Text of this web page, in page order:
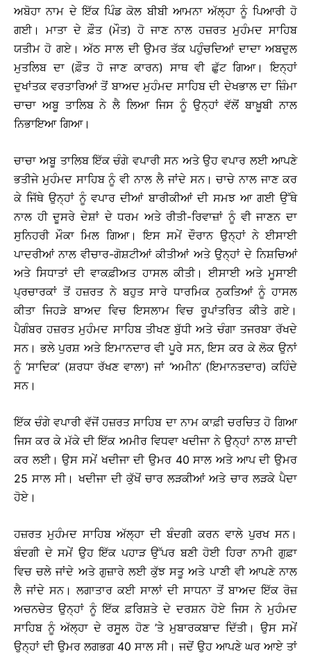
ਅਬੋਹਾ ਨਾਮ ਦੇ ਇੱਕ ਪਿੰਡ ਕੋਲ ਬੀਬੀ ਆਮਨਾ ਅੱਲ੍ਹਾ ਨੂੰ ਪਿਆਰੀ ਹੋ
ਗਈ। ਮਾਤਾ ਦੇ ਫ਼ੌਤ (ਮੌਤ) ਹੋ ਜਾਣ ਨਾਲ ਹਜ਼ਰਤ ਮੁਹੰਮਦ ਸਾਹਿਬ
ਯਤੀਮ ਹੋ ਗਏ। ਅੱਠ ਸਾਲ ਦੀ ਉਮਰ ਤੱਕ ਪਹੁੰਚਦਿਆਂ ਦਾਦਾ ਅਬਦੁਲ
ਮੁਤਲਿਬ ਦਾ (ਫ਼ੌਤ ਹੋ ਜਾਣ ਕਾਰਨ) ਸਾਥ ਵੀ ਛੁੱਟ ਗਿਆ। ਇਨ੍ਹਾਂ
ਦੁਖਾਂਤਕ ਵਰਤਾਰਿਆਂ ਤੋਂ ਬਾਅਦ ਮੁਹੰਮਦ ਸਾਹਿਬ ਦੀ ਦੇਖਭਾਲ ਦਾ ਜ਼ਿੰਮਾ
ਚਾਚਾ ਅਬੂ ਤਾਲਿਬ ਨੇ ਲੈ ਲਿਆ ਜਿਸ ਨੂੰ ਉਨ੍ਹਾਂ ਵੱਲੋਂ ਬਾਖ਼ੂਬੀ ਨਾਲ
ਨਿਭਾਇਆ ਗਿਆ।
ਚਾਚਾ ਅਬੂ ਤਾਲਿਬ ਇੱਕ ਚੰਗੇ ਵਪਾਰੀ ਸਨ ਅਤੇ ਉਹ ਵਪਾਰ ਲਈ ਆਪਣੇ
ਭਤੀਜੇ ਮੁਹੰਮਦ ਸਾਹਿਬ ਨੂੰ ਵੀ ਨਾਲ ਲੈ ਜਾਂਦੇ ਸਨ। ਚਾਚੇ ਨਾਲ ਜਾਣ ਕਰ
ਕੇ ਜਿੱਥੇ ਉਨ੍ਹਾਂ ਨੂੰ ਵਪਾਰ ਦੀਆਂ ਬਾਰੀਕੀਆਂ ਦੀ ਸਮਝ ਆ ਗਈ ਉੱਥੇ
ਨਾਲ ਹੀ ਦੂਸਰੇ ਦੇਸ਼ਾਂ ਦੇ ਧਰਮ ਅਤੇ ਰੀਤੀ-ਰਿਵਾਜ਼ਾਂ ਨੂੰ ਵੀ ਜਾਣਨ ਦਾ
ਸੁਨਿਹਰੀ ਮੌਕਾ ਮਿਲ ਗਿਆ। ਇਸ ਸਮੇਂ ਦੌਰਾਨ ਉਨ੍ਹਾਂ ਨੇ ਈਸਾਈ
ਪਾਦਰੀਆਂ ਨਾਲ ਵੀਚਾਰ-ਗੋਸ਼ਟੀਆਂ ਕੀਤੀਆਂ ਅਤੇ ਉਨ੍ਹਾਂ ਦੇ ਨਿਸ਼ਚਿਆਂ
ਅਤੇ ਸਿਧਾਤਾਂ ਦੀ ਵਾਕਫ਼ੀਅਤ ਹਾਸਲ ਕੀਤੀ। ਈਸਾਈ ਅਤੇ ਮੂਸਾਈ
ਪ੍ਰਚਾਰਕਾਂ ਤੋਂ ਹਜ਼ਰਤ ਨੇ ਬਹੁਤ ਸਾਰੇ ਧਾਰਮਿਕ ਨੁਕਤਿਆਂ ਨੂੰ ਹਾਸਲ
ਕੀਤਾ ਜਿਹੜੇ ਬਾਅਦ ਵਿਚ ਇਸਲਾਮ ਵਿਚ ਰੂਪਾਂਤਰਿਤ ਕੀਤੇ ਗਏ।
ਪੈਗੰਬਰ ਹਜ਼ਰਤ ਮੁਹੰਮਦ ਸਾਹਿਬ ਤੀਖਣ ਬੁੱਧੀ ਅਤੇ ਚੰਗਾ ਤਜਰਬਾ ਰੱਖਦੇ
ਸਨ। ਭਲੇ ਪੁਰਸ਼ ਅਤੇ ਇਮਾਨਦਾਰ ਵੀ ਪੂਰੇ ਸਨ, ਇਸ ਕਰ ਕੇ ਲੋਕ ਉਨਾਂ
ਨੂੰ ‘ਸਾਦਿਕ’ (ਸ਼ਰਧਾ ਰੱਖਣ ਵਾਲਾ) ਜਾਂ ‘ਅਮੀਨ’ (ਇਮਾਨਤਦਾਰ) ਕਹਿੰਦੇ
ਸਨ।
ਇੱਕ ਚੰਗੇ ਵਪਾਰੀ ਵੱਜੋਂ ਹਜ਼ਰਤ ਸਾਹਿਬ ਦਾ ਨਾਮ ਕਾਫ਼ੀ ਚਰਚਿਤ ਹੋ ਗਿਆ
ਜਿਸ ਕਰ ਕੇ ਮੱਕੇ ਦੀ ਇੱਕ ਅਮੀਰ ਵਿਧਵਾ ਖਦੀਜਾ ਨੇ ਉਨ੍ਹਾਂ ਨਾਲ ਸ਼ਾਦੀ
ਕਰ ਲਈ। ਉਸ ਸਮੇਂ ਖਦੀਜਾ ਦੀ ਉਮਰ 40 ਸਾਲ ਅਤੇ ਆਪ ਦੀ ਉਮਰ
25 ਸਾਲ ਸੀ। ਖਦੀਜਾ ਦੀ ਕੁੱਖੋਂ ਚਾਰ ਲੜਕੀਆਂ ਅਤੇ ਚਾਰ ਲੜਕੇ ਪੈਦਾ
ਹੋਏ।
ਹਜ਼ਰਤ ਮੁਹੰਮਦ ਸਾਹਿਬ ਅੱਲ੍ਹਾ ਦੀ ਬੰਦਗੀ ਕਰਨ ਵਾਲੇ ਪੁਰਖ ਸਨ।
ਬੰਦਗੀ ਦੇ ਸਮੇਂ ਉਹ ਇੱਕ ਪਹਾੜ ਉੱਪਰ ਬਣੀ ਹੋਈ ਹਿਰਾ ਨਾਮੀ ਗੁਫ਼ਾ
ਵਿਚ ਚਲੇ ਜਾਂਦੇ ਅਤੇ ਗੁਜ਼ਾਰੇ ਲਈ ਕੁੱਝ ਸਤੂ ਅਤੇ ਪਾਣੀ ਵੀ ਆਪਣੇ ਨਾਲ
ਲੈ ਜਾਂਦੇ ਸਨ। ਲਗਾਤਾਰ ਕਈ ਸਾਲਾਂ ਦੀ ਸਾਧਨਾ ਤੋਂ ਬਾਅਦ ਇੱਕ ਰੋਜ਼
ਅਚਨਚੇਤ ਉਨ੍ਹਾਂ ਨੂੰ ਇੱਕ ਫ਼ਰਿਸ਼ਤੇ ਦੇ ਦਰਸ਼ਨ ਹੋਏ ਜਿਸ ਨੇ ਮੁਹੰਮਦ
ਸਾਹਿਬ ਨੂੰ ਅੱਲ੍ਹਾ ਦੇ ਰਸੂਲ ਹੋਣ ’ਤੇ ਮੁਬਾਰਕਬਾਦ ਦਿੱਤੀ। ਉਸ ਸਮੇਂ
ਉਨ੍ਹਾਂ ਦੀ ਉਮਰ ਲਗਭਗ 40 ਸਾਲ ਸੀ। ਜਦੋਂ ਉਹ ਆਪਣੇ ਘਰ ਆਏ ਤਾਂ